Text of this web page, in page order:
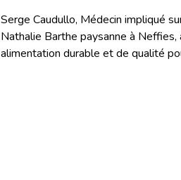
Serge Caudullo, Médecin impliqué
Nathalie Barthe paysanne à Neffies,
alimentation durable et de qualité